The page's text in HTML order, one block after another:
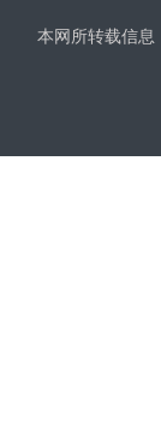
本网所转载信息